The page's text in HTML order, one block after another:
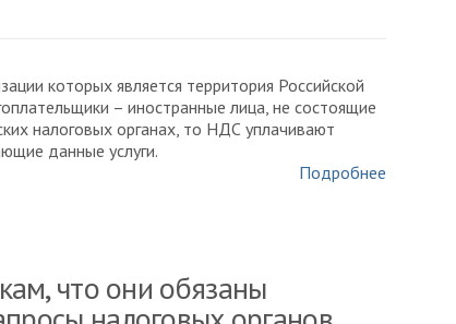
которых является территория Российской
– иностранные лица, не состоящие
налоговых органах, то НДС уплачивают
данные услуги.
Подробнее
что они обязаны